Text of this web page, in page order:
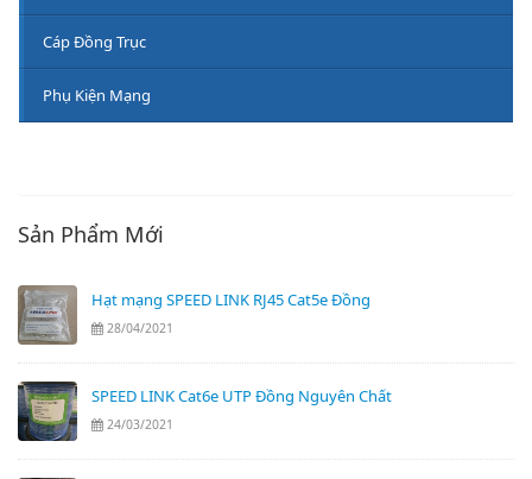
Cáp Đồng Trục
Phụ Kiện Mạng
Sản Phẩm Mới
Hạt mạng SPEED LINK RJ45 Cat5e Đồng
28/04/2021
SPEED LINK Cat6e UTP Đồng Nguyên Chất
24/03/2021